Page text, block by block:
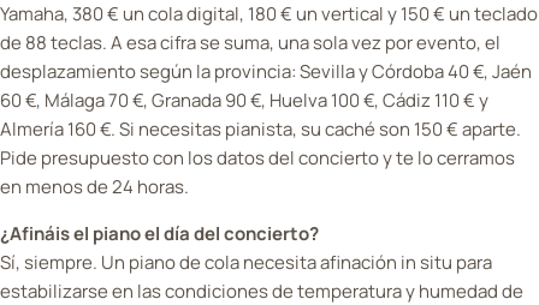
Yamaha, 380 € un cola digital, 180 € un vertical y 150 € un teclado
de 88 teclas. A esa cifra se suma, una sola vez por evento, el
desplazamiento según la provincia: Sevilla y Córdoba 40 €, Jaén
60 €, Málaga 70 €, Granada 90 €, Huelva 100 €, Cádiz 110 € y
Almería 160 €. Si necesitas pianista, su caché son 150 € aparte.
Pide presupuesto con los datos del concierto y te lo cerramos
en menos de 24 horas.
¿Afináis el piano el día del concierto?
Sí, siempre. Un piano de cola necesita afinación in situ para
estabilizarse en las condiciones de temperatura y humedad de